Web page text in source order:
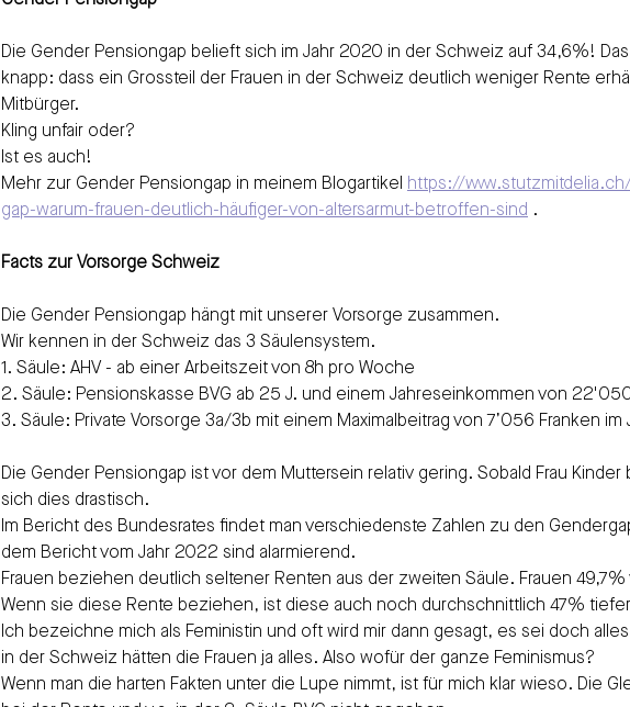
Die Gender Pensiongap belieft sich im Jahr 2020 in der Schweiz auf 34,6%!
knapp: dass ein Grossteil der Frauen in der Schweiz deutlich weniger Rente
Mitbürger.
Kling unfair oder?
Ist es auch!
Mehr zur Gender Pensiongap in meinem Blogartikel
https://
gap-warum-frauen-deutlich-häufiger-von-altersarmut-betroffen-sind .
Facts zur Vorsorge Schweiz
Die Gender Pensiongap hängt mit unserer Vorsorge zusammen.
Wir kennen in der Schweiz das 3 Säulensystem.
1. Säule: AHV - ab einer Arbeitszeit von 8h pro Woche
2. Säule: Pensionskasse BVG ab 25 J. und einem Jahreseinkommen von
3. Säule: Private Vorsorge 3a/3b mit einem Maximalbeitrag von 7’056 Franken im
Die Gender Pensiongap ist vor dem Muttersein relativ gering. Sobald Frau
sich dies drastisch.
Im Bericht des Bundesrates findet man verschiedenste Zahlen zu den
dem Bericht vom Jahr 2022 sind alarmierend.
Frauen beziehen deutlich seltener Renten aus der zweiten Säule. Frauen
Wenn sie diese Rente beziehen, ist diese auch noch durchschnittlich 47%
Ich bezeichne mich als Feministin und oft wird mir dann gesagt, es sei doch
in der Schweiz hätten die Frauen ja alles. Also wofür der ganze Feminismus?
Wenn man die harten Fakten unter die Lupe nimmt, ist für mich klar wieso. Die